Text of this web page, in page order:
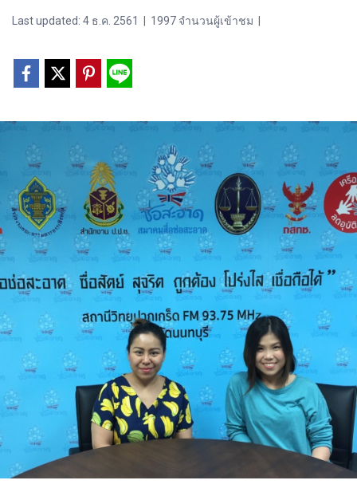
Last updated: 4 ธ.ค. 2561 1997 จำนวนผู้เข้าชม